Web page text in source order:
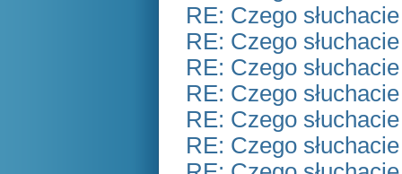
RE: Czego
RE: Czego
RE: Czego
RE: Czego
RE: Czego
RE: Czego